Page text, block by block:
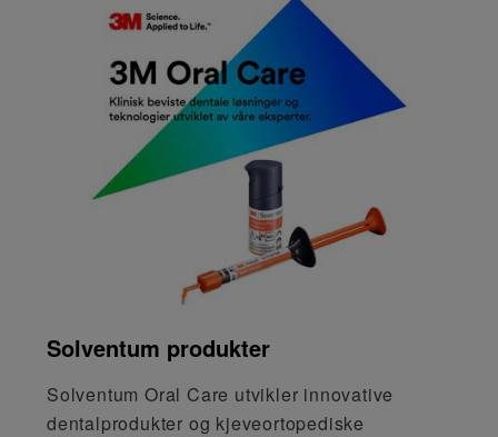
Solventum produkter
Solventum Oral Care utvikler innovative
dentalprodukter og kjeveortopediske